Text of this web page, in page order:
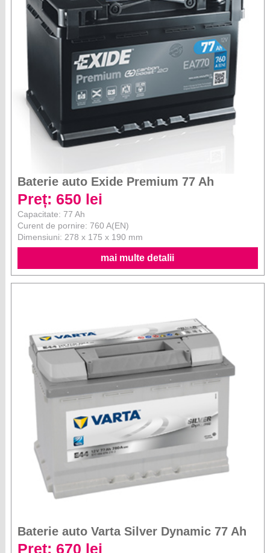
Baterie auto Exide Premium 77 Ah
Preț: 650 lei
Capacitate: 77 Ah
Curent de pornire: 760 A(EN)
Dimensiuni: 278 x 175 x 190 mm
mai multe detalii
Baterie auto Varta Silver Dynamic 77 Ah
Preț: 670 lei